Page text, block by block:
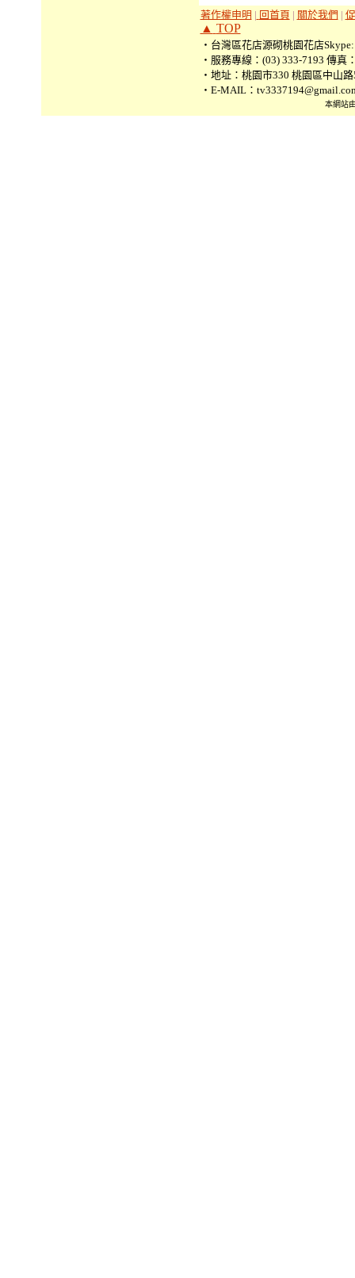
著作權申明 | 回首頁 | 關於我們 |
▲ TOP
‧台灣區花店源砌桃園花店Skype:
‧服務專線：(03) 333-7193 傳真
‧地址：桃園市330 桃園區中山路
‧E-MAIL：
本網站